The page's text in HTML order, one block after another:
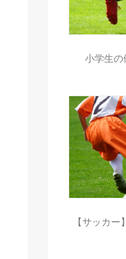
小学生の
【サッカ